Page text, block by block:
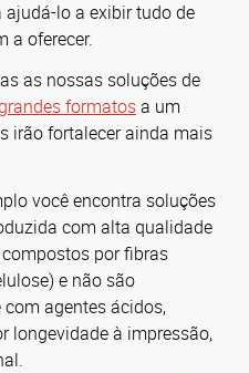
ajudá-lo a exibir tudo de
a oferecer.
as nossas soluções de
formatosa um
irão fortalecer ainda mais
você encontra soluções
com alta qualidade
por fibras
e não são
agentes ácidos,
longevidade à impressão,